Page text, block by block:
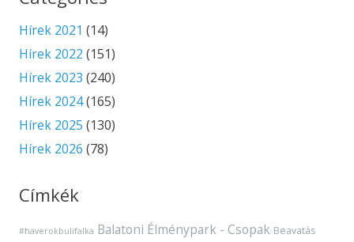
Hírek 2021 (14)
Hírek 2022 (151)
Hírek 2023 (240)
Hírek 2024(165)
Hírek 2025 (130)
Hírek 2026 (78)
Címkék
#haverokbulifalka Balatoni Élménypark - Csopak Beavatás